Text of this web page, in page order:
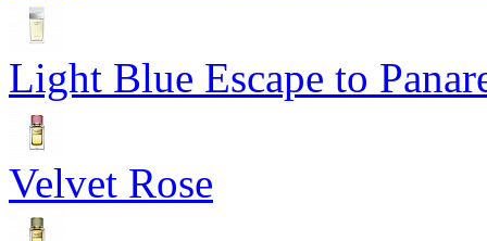
Light Blue Escape to
Velvet Rose